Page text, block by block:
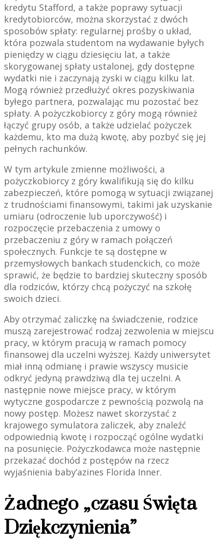
kredytu Stafford, a także poprawy sytuacji
kredytobiorców, można skorzystać z dwóch
sposobów spłaty: regularnej prośby o układ,
która pozwala studentom na wydawanie byłych
pieniędzy w ciągu dziesięciu lat, a także
skorygowanej spłaty ustalonej, gdy dostępne
wydatki nie i zaczynają zyski w ciągu kilku lat.
Mogą również przedłużyć okres pozyskiwania
byłego partnera, pozwalając mu pozostać bez
spłaty. A pożyczkobiorcy z góry mogą również
łączyć grupy osób, a także udzielać pożyczek
każdemu, kto ma dużą kwotę, aby pozbyć się jej
pełnych rachunków.
W tym artykule zmienne możliwości, a
pożyczkobiorcy z góry kwalifikują się do kilku
zabezpieczeń, które pomogą w sytuacji związanej
z trudnościami finansowymi, takimi jak uzyskanie
umiaru (odroczenie lub uporczywość) i
rozpoczęcie przebaczenia z umowy o
przebaczeniu z góry w ramach połączeń
społecznych. Funkcje te są dostępne w
przemysłowych bankach studenckich, co może
sprawić, że będzie to bardziej skuteczny sposób
dla rodziców, którzy chcą pożyczyć na szkołę
swoich dzieci.
Aby otrzymać zaliczkę na świadczenie, rodzice
muszą zarejestrować rodzaj zezwolenia w miejscu
pracy, w którym pracują w ramach pomocy
finansowej dla uczelni wyższej. Każdy uniwersytet
miał inną odmianę i prawie wszyscy musicie
odkryć jedyną prawdziwą dla tej uczelni. A
następnie nowe miejsce pracy, w którym
wytyczne gospodarcze z pewnością pozwolą na
nowy postęp. Możesz nawet skorzystać z
krajowego symulatora zaliczek, aby znaleźć
odpowiednią kwotę i rozpocząć ogólne wydatki
na posunięcie. Pożyczkodawca może następnie
przekazać dochód z postępów na rzecz
wyjaśnienia baby’azines Florida Inner.
Żadnego „czasu Święta
Dziękczynienia”